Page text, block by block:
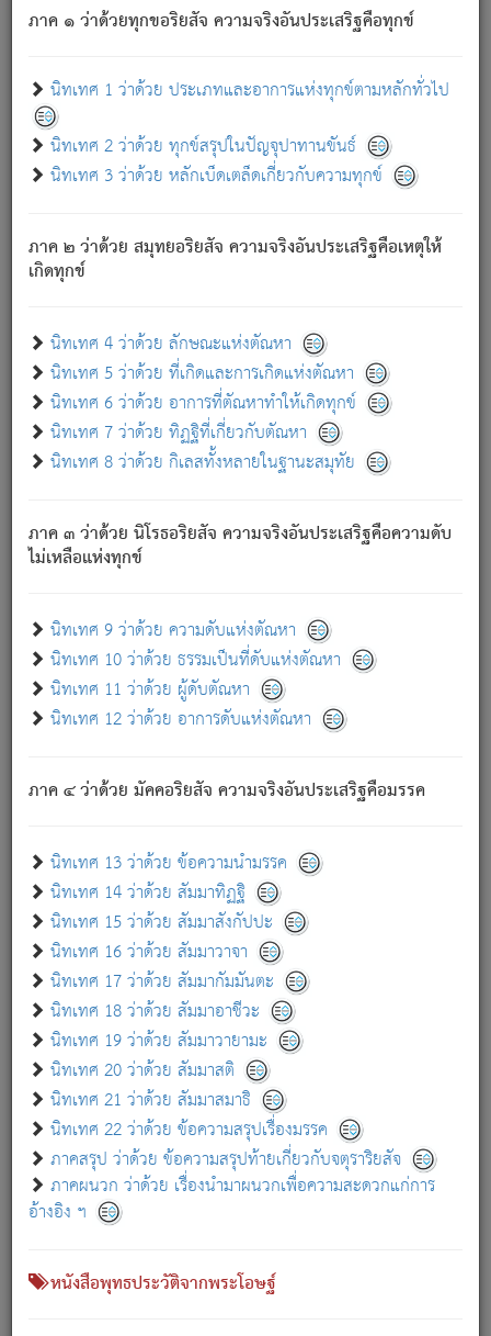
ภาค ๑ ว่าด้วยทุกขอริยสัจ ความจริงอันประเสริฐคือทุกข์
นิทเทศ 1 ว่าด้วย ประเภทและอาการแห่งทุกข์ตามหลักทั่วไป
นิทเทศ 2 ว่าด้วย ทุกข์สรุปในปัญจุปาทานขันธ์
นิทเทศ 3 ว่าด้วย หลักเบ็ดเตล็ดเกี่ยวกับความทุกข์
ภาค ๒ ว่าด้วย สมุทยอริยสัจ ความจริงอันประเสริฐคือเหตุให้
เกิดทุกข์
นิทเทศ 4 ว่าด้วย ลักษณะแห่งตัณหา
นิทเทศ 5 ว่าด้วย ที่เกิดและการเกิดแห่งตัณหา
นิทเทศ 6 ว่าด้วย อาการที่ตัณหาทำให้เกิดทุกข์
นิทเทศ 7 ว่าด้วย ทิฏฐิที่เกี่ยวกับตัณหา
นิทเทศ 8 ว่าด้วย กิเลสทั้งหลายในฐานะสมุทัย
ภาค ๓ ว่าด้วย นิโรธอริยสัจ ความจริงอันประเสริฐคือความดับ
ไม่เหลือแห่งทุกข์
นิทเทศ 9 ว่าด้วย ความดับแห่งตัณหา
นิทเทศ 10 ว่าด้วย ธรรมเป็นที่ดับแห่งตัณหา
นิทเทศ 11 ว่าด้วย ผู้ดับตัณหา
นิทเทศ 12 ว่าด้วย อาการดับแห่งตัณหา
ภาค ๔ ว่าด้วย มัคคอริยสัจ ความจริงอันประเสริฐคือมรรค
นิทเทศ 13 ว่าด้วย ข้อความนำมรรค
นิทเทศ 14 ว่าด้วย สัมมาทิฏฐิ
นิทเทศ 15 ว่าด้วย สัมมาสังกัปปะ
นิทเทศ 16 ว่าด้วย สัมมาวาจา
นิทเทศ 17 ว่าด้วย สัมมากัมมันตะ
นิทเทศ 18 ว่าด้วย สัมมาอาชีวะ
นิทเทศ 19 ว่าด้วย สัมมาวายามะ
นิทเทศ 20 ว่าด้วย สัมมาสติ
นิทเทศ 21 ว่าด้วย สัมมาสมาธิ
นิทเทศ 22 ว่าด้วย ข้อความสรุปเรื่องมรรค
ภาคสรุป ว่าด้วย ข้อความสรุปท้ายเกี่ยวกับจตุราริยสัจ
ภาคผนวก ว่าด้วย เรื่องนำมาผนวกเพื่อความสะดวกแก่การ
อ้างอิง ฯ
หนังสือพุทธประวัติจากพระโอษฐ์
ภพ ว่ามีได้เพราะวิภพ[2]: เรากล่าวว่า สมณะหรือพราหมณ์ทั้ง
ปวงนั้น ก็ยังสลัดภพออกไปไม่ได้.
ก็ทุกข์นี้มีขึ้น เพราะอาศัยซึ่งอุปธิทั้งปวง.
เพราะความสิ้นไปแห่งอุปาทานทั้งปวง ความเกิดขึ้นแห่ง
ทุกข์จึงไม่มี.
ท่านจงดูโลกนี้เถิด (จะเห็นว่า) สัตว์ทั้งหลายอันอวิชาหนา
แน่นบังหนาแล้ว; และว่า สัตว์ผู้ยินดีในภพอันเป็นแล้วนั้น ย่อม
อันเป็นไปในที่หรือเวลาทั้งปวง[3]เพื่อความมีแห่งประโยชน์โดย
ประการทั้งปวง; ภพทั้งหลายทั้งหมดนั้น ไม่เที่ยง เป็นทุกข์ มี
ความแปรปรวนเป็นธรรมดา.
อย่างนี้อยู่; เขาย่อมละภวตัณหาได้ และไม่เพลิดเพลินวิภวตัณหา
ด้วย.
ความดับเพราะความสำรอกไม่เหลือ (แห่งภพทั้งหลาย)
เพราะความสิ้นไปแห่งตัณหาโดยประการทั้งปวง นั้นคือ
นิพพาน.
ภพใหม่ย่อมไม่มีแก่ภิกษุนั้น ผู้ดับเย็นสนิทแล้ว เพราะไม่มี
ภิกษุนั้น เป็นผู้ครอบงำมารได้แล้ว ชนะสงครามแล้ว ก้าวล่วง
ภพทั้งหลายทั้งปวงได้แล้ว เป็นผู้คงที่ (คือไม่เปลี่ยนแปลงอีกต่อ
- อุ.ขุ. ๒๕/๑๒๑/๘๔.
(ข้อความนี้ เป็นพระพุทธอุทานที่ทรงเปล่งออก ที่โคนต้นโพธิ์
เป็นที่ตรัสรู้ เมื่อตรัสรู้แล้วได้ 7 วัน)
เกี่ยวกับธรรมโฆษณ์ออนไลน์ (Disclaimer)
แม้ระบบ "ธรรมโฆษณ์ออนไลน์" พยายามปรับปรุงข้อมูลให้ถูกต้องมากที่สุด
ผู้ศึกษาก็พึงตรวจสอบกับตัวเล่มหนังสือต้นฉบับ ที่มีการพิมพ์ครั้งล่าสุด
ก่อนนำข้อมูลไปใช้ในการอ้างอิง"
เกี่ยวกับอัตถจารี|เกี่ยวกับการพัฒนา|แจ้งข้อผิดพลาด / แนะนำ
หนังสือที่เกี่ยวข้อง